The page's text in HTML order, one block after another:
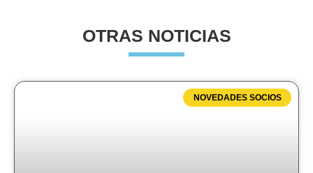
OTRAS NOTICIAS
NOVEDADES SOCIOS